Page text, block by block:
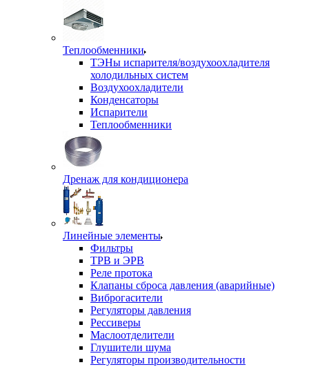
Теплообменники
ТЭНы испарителя/воздухоохладителя
холодильных систем
Воздухоохладители
Конденсаторы
Испарители
Теплообменники
Дренаж для кондиционера
Линейные элементы
Фильтры
ТРВ и ЭРВ
Реле протока
Клапаны сброса давления (аварийные)
Виброгасители
Регуляторы давления
Рессиверы
Маслоотделители
Глушители шума
Регуляторы производительности